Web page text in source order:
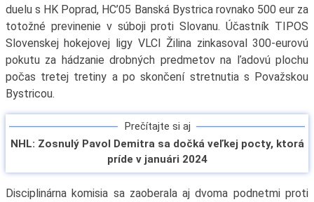
duelu s HK Poprad, HC’05 Banská Bystrica rovnako 500 eur za
totožné previnenie v súboji proti Slovanu. Účastník TIPOS
Slovenskej hokejovej ligy VLCI Žilina zinkasoval 300-eurovú
pokutu za hádzanie drobných predmetov na ľadovú plochu
počas tretej tretiny a po skončení stretnutia s Považskou
Bystricou.
Prečítajte si aj
NHL: Zosnulý Pavol Demitra sa dočká veľkej pocty, ktorá
príde v januári 2024
Disciplinárna komisia sa zaoberala aj dvoma podnetmi proti